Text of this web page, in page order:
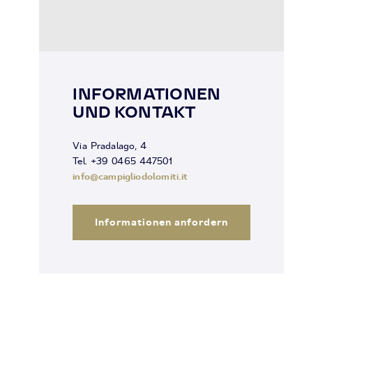
INFORMATIONEN
UND KONTAKT
Via Pradalago, 4
Tel. +39 0465 447501
info@campigliodolomiti.it
Informationen anfordern